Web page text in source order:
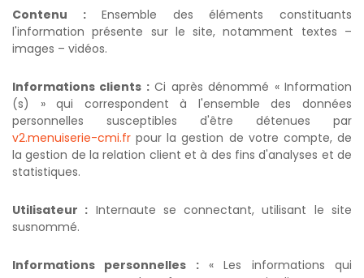
Contenu :Ensemble des éléments constituants
l'information présente sur le site, notamment textes –
images – vidéos.
Informations clients :Ci après dénommé « Information
(s) » qui correspondent à l'ensemble des données
personnelles susceptibles d'être détenues par
v2.menuiserie-cmi.fr pour la gestion de votre compte, de
la gestion de la relation client et à des fins d'analyses et de
statistiques.
Utilisateur : Internaute se connectant, utilisant le site
susnommé.
Informations personnelles :« Les informations qui